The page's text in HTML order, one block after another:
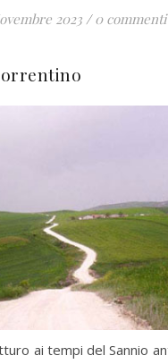
2023 / 0 commenti
ai tempi del Sannio